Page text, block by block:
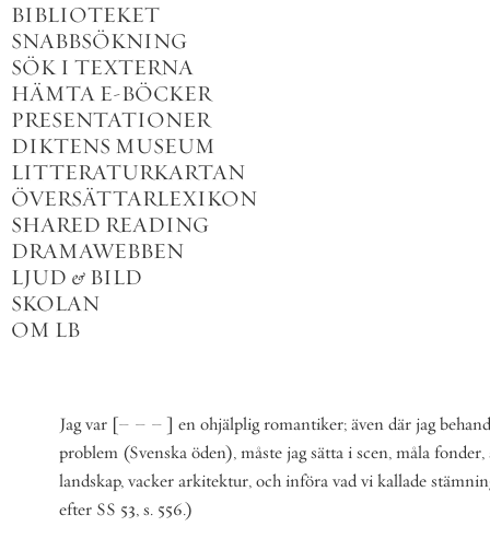
BIBLIOTEKET
SNABBSÖKNING
SÖK I TEXTERNA
HÄMTA E-BÖCKER
PRESENTATIONER
DIKTENS MUSEUM
LITTERATURKARTAN
ÖVERSÄTTARLEXIKON
SHARED READING
DRAMAWEBBEN
LJUD & BILD
SKOLAN
OM LB
Jag var [– – – ] en ohjälplig romantiker; även där jag
problem (Svenska öden), måste jag sätta i scen, måla fonder,
landskap, vacker arkitektur, och införa vad vi kallade
efter SS 53, s. 556.)